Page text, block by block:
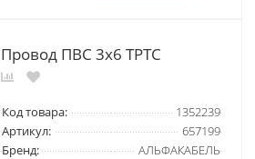
Провод ПВС 3х6 ТРТС
Код товара:
1352239
Артикул:
657199
Бренд:
АЛЬФАКАБЕЛЬ